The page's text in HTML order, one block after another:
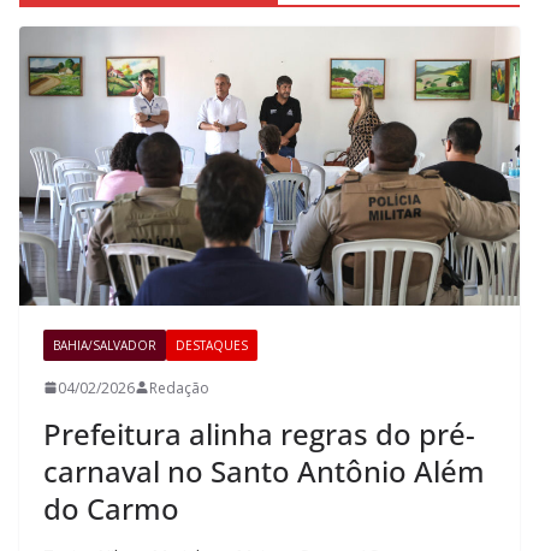
BAHIA/SALVADOR DESTAQUES
04/02/2026 Redação
Prefeitura alinha regras do pré-
carnaval no Santo Antônio Além
do Carmo